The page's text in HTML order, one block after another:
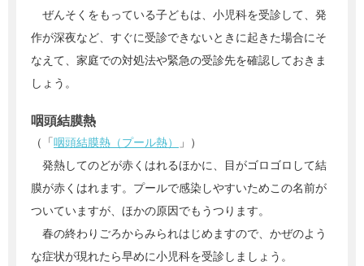
ぜんそくをもっている子どもは、小児科を受診して、発
作が深夜など、すぐに受診できないときに起きた場合にそ
なえて、家庭での対処法や緊急の受診先を確認しておきま
しょう。
咽頭結膜熱
（「咽頭結膜熱（プール熱）
」）
発熱してのどが赤くはれるほかに、目がゴロゴロして結
膜が赤くはれます。プールで感染しやすいためこの名前が
ついていますが、ほかの原因でもうつります。
春の終わりごろからみられはじめますので、かぜのよう
な症状が現れたら早めに小児科を受診しましょう。